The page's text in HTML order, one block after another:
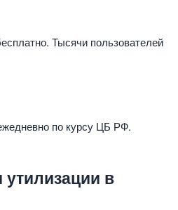
Тысячи пользователей
по курсу ЦБ РФ.
в